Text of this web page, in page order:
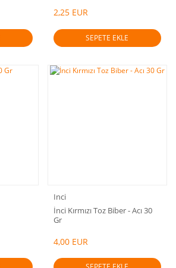
2,25 EUR
SEPETE EKLE
Inci
İnci Kırmızı Toz Biber - Acı 30
Gr
4,00 EUR